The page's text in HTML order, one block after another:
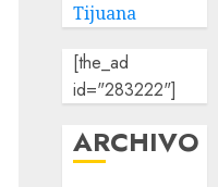
Tijuana
[the_ad
id="283222"]
ARCHIVO